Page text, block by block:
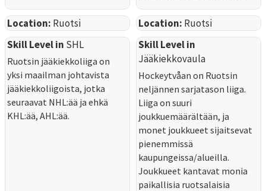
Location: Ruotsi Location: Ruotsi
Skill Level in SHL
Ruotsin jääkiekkoliiga on
yksi maailman johtavista
jääkiekkoliigoista, jotka
seuraavat NHL:ää ja ehkä
KHL:ää, AHL:ää.
Skill Level in
Jääkiekkovaula
Hockeytvåan on Ruotsin
neljännen sarjatason liiga.
Liiga on suuri
joukkuemäärältään, ja
monet joukkueet sijaitsevat
pienemmissä
kaupungeissa/alueilla.
Joukkueet kantavat monia
paikallisia ruotsalaisia